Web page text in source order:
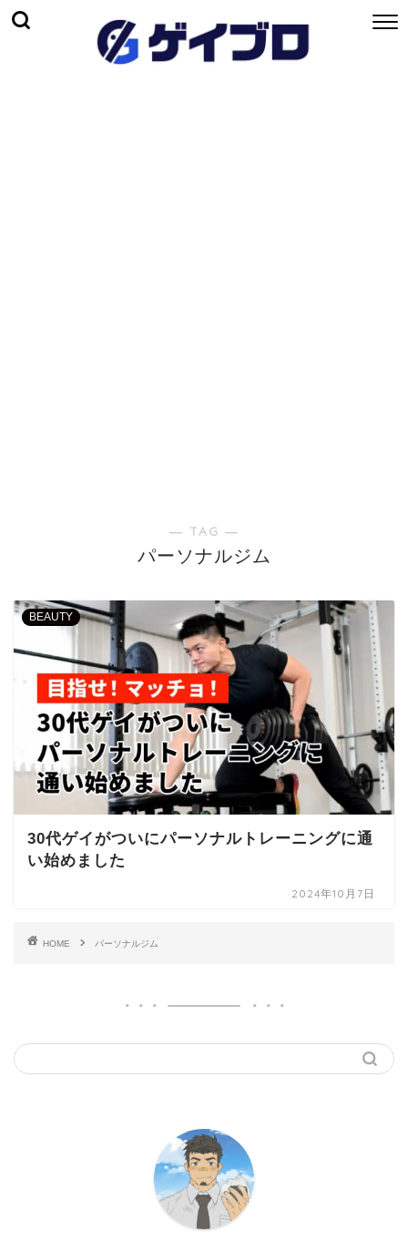
― TAG ―
パーソナルジム
BEAUTY
30代ゲイがついにパーソナルトレーニングに通
い始めました
2024年10月7日
HOME パーソナルジム